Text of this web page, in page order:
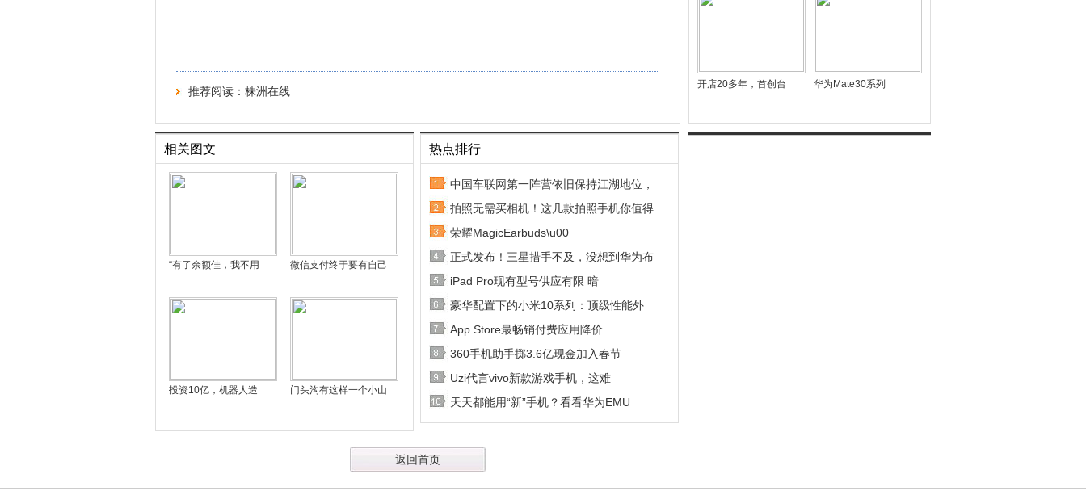
推荐阅读： 株洲在线
相关图文
“有了余额佳，我不用 微信支付终于要有自己
投资10亿，机器人造 门头沟有这样一个小山
热点排行
中国车联网第一阵营依旧保持江湖地位，
拍照无需买相机！这几款拍照手机你值得
荣耀MagicEarbuds\u00
正式发布！三星措手不及，没想到华为布
iPad Pro现有型号供应有限 暗
豪华配置下的小米10系列：顶级性能外
App Store最畅销付费应用降价
360手机助手掷3.6亿现金加入春节
Uzi代言vivo新款游戏手机，这难
天天都能用“新”手机？看看华为EMU
返回首页
开店20多年，首创台 华为Mate30系列